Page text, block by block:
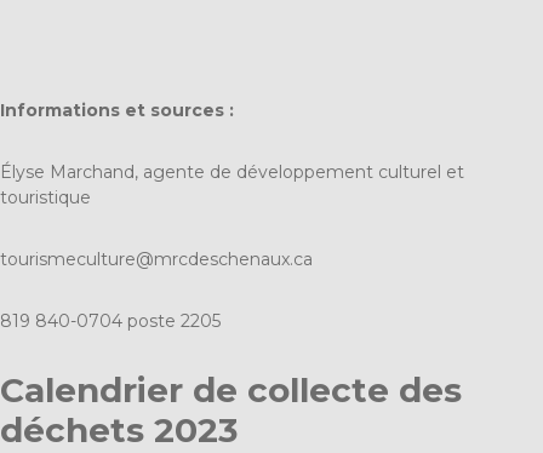
Informations et sources :
Élyse Marchand, agente de développement culturel et
touristique
tourismeculture@mrcdeschenaux.ca
819 840-0704 poste 2205
Calendrier de collecte des
déchets 2023